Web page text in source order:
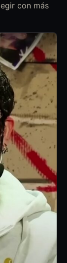
con más